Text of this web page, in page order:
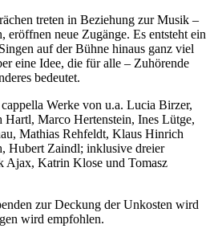
treten in Beziehung zur Musik –
eröffnen neue Zugänge. Es entsteht ein
auf der Bühne hinaus ganz viel
eine Idee, die für alle – Zuhörende
bedeutet.
Werke von u.a. Lucia Birzer,
Hartl, Marco Hertenstein, Ines Lütge,
Mathias Rehfeldt, Klaus Hinrich
Hubert Zaindl; inklusive dreier
Ajax, Katrin Klose und Tomasz
zur Deckung der Unkosten wird
wird empfohlen.